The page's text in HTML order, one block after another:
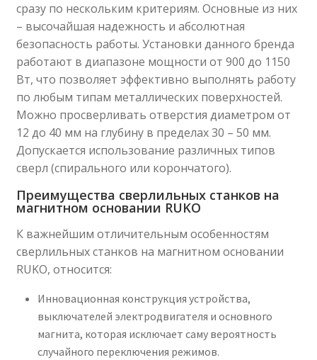
сразу по нескольким критериям. Основные из них
– высочайшая надежность и абсолютная
безопасность работы. Установки данного бренда
работают в диапазоне мощности от 900 до 1150
Вт, что позволяет эффективно выполнять работу
по любым типам металлических поверхностей.
Можно просверливать отверстия диаметром от
12 до 40 мм на глубину в пределах 30 – 50 мм.
Допускается использование различных типов
сверл (спирального или корончатого).
Преимущества сверлильных станков на
магнитном основании RUKO
К важнейшим отличительным особенностям
сверлильных станков на магнитном основании
RUKO, относится:
Инновационная конструкция устройства,
выключателей электродвигателя и основного
магнита, которая исключает саму вероятность
случайного переключения режимов.